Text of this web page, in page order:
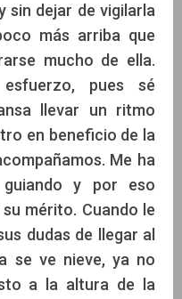
sin dejar de vigilarla
más arriba que
mucho de ella.
pues sé
llevar un ritmo
en beneficio de la
Me ha
y por eso
mérito. Cuando le
dudas de llegar al
se ve nieve, ya no
a la altura de la